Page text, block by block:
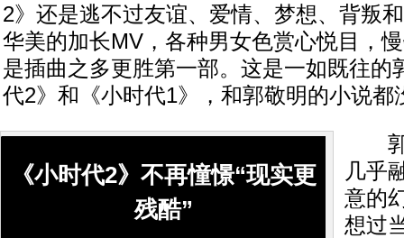
2》还是逃不过友谊、爱情、梦想、背叛
华美的加长MV，各种男女色赏心悦目，
是插曲之多更胜第一部。这是一如既往的
代2》和《小时代1》，和郭敬明的小说都
《小时代2》不再憧憬“现实更
残酷”
郭
几乎
意的
想过